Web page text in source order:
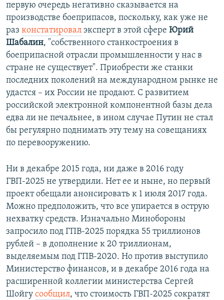
первую очередь негативно сказывается на
производстве боеприпасов, поскольку, как уже не
раз констатировал эксперт в этой сфере Юрий
Шабалин, "собственного станкостроения в
боеприпасной отрасли промышленности у нас в
стране не существует". Приобрести же станки
последних поколений на международном рынке не
удастся – их России не продают. С развитием
российской электронной компонентной базы дела
едва ли не печальнее, в ином случае Путин не стал
бы регулярно поднимать эту тему на совещаниях
по перевооружению.
Ни в декабре 2015 года, ни даже в 2016 году
ГВП-2025 не утвердили. Нет ее и ныне, но первый
проект обещали анонсировать к 1 июля 2017 года.
Можно предположить, что все упирается в острую
нехватку средств. Изначально Минобороны
запросило под ГПВ-2025 порядка 55 триллионов
рублей – в дополнение к 20 триллионам,
выделяемым под ГПВ-2020. Но против выступило
Министерство финансов, и в декабре 2016 года на
расширенной коллегии министерства Сергей
Шойгу сообщил, что стоимость ГВП-2025 сократят